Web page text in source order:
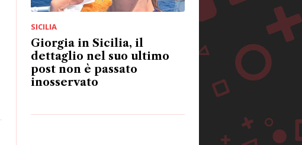
SICILIA
Giorgia in Sicilia, il
dettaglio nel suo ultimo
post non è passato
inosservato